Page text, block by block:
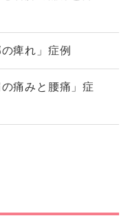
痺れ」症例
痛みと腰痛」症